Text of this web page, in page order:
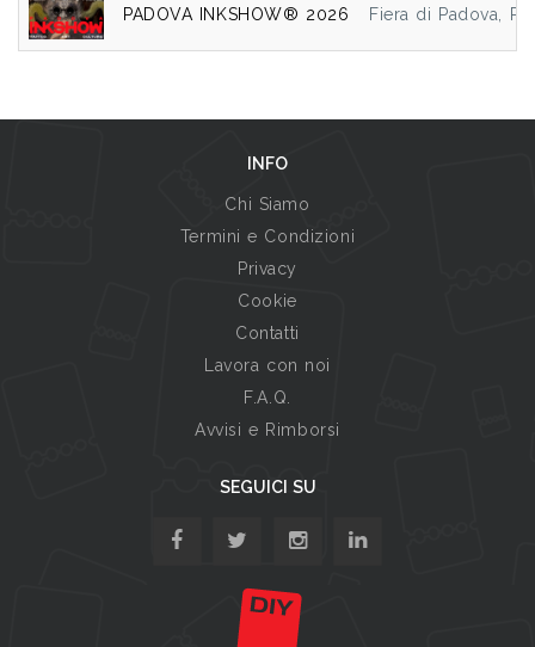
PADOVA INKSHOW® 2026 Fiera di Padova,
INFO
Chi Siamo
Termini e Condizioni
Privacy
Cookie
Contatti
Lavora con noi
F.A.Q.
Avvisi e Rimborsi
SEGUICI SU